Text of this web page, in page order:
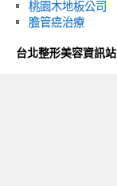
桃園木地板公司
膽管癌治療
台北整形美容資訊站